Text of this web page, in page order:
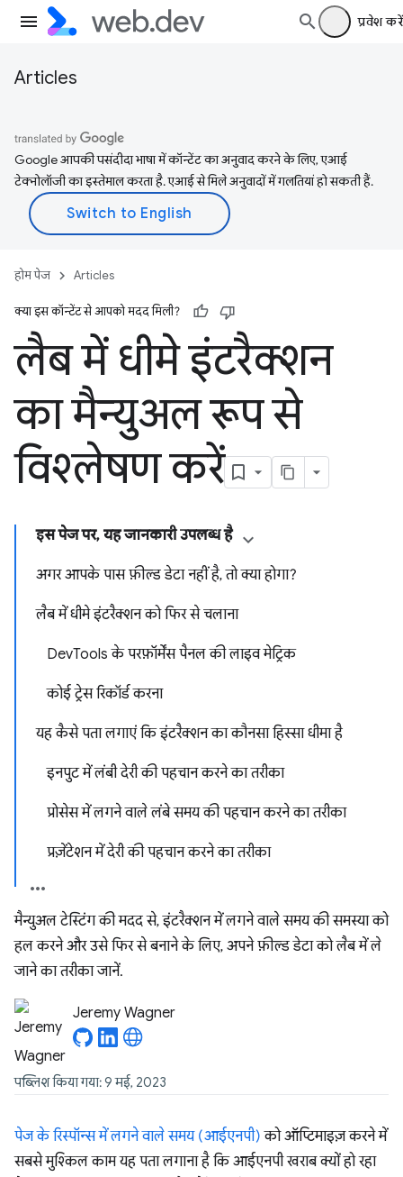
प्रवेश करें
Articles
Google आपकी पसंदीदा भाषा में कॉन्टेंट का अनुवाद करने के लिए, एआई
टेक्नोलॉजी का इस्तेमाल करता है. एआई से मिले अनुवादों में गलतियां हो सकती हैं.
होम पेज Articles
क्या इस कॉन्टेंट से आपको मदद मिली?
लैब में धीमे इंटरैक्शन
का मैन्युअल रूप से
विश्लेषण करें
इस पेज पर, यह जानकारी उपलब्ध है
अगर आपके पास फ़ील्ड डेटा नहीं है, तो क्या होगा?
लैब में धीमे इंटरैक्शन को फिर से चलाना
DevTools के परफ़ॉर्मेंस पैनल की लाइव मेट्रिक
कोई ट्रेस रिकॉर्ड करना
यह कैसे पता लगाएं कि इंटरैक्शन का कौनसा हिस्सा धीमा है
इनपुट में लंबी देरी की पहचान करने का तरीका
प्रोसेस में लगने वाले लंबे समय की पहचान करने का तरीका
प्रज़ेंटेशन में देरी की पहचान करने का तरीका
मैन्युअल टेस्टिंग की मदद से, इंटरैक्शन में लगने वाले समय की समस्या को
हल करने और उसे फिर से बनाने के लिए, अपने फ़ील्ड डेटा को लैब में ले
जाने का तरीका जानें.
Jeremy Wagner
पब्लिश किया गया: 9 मई, 2023
पेज के रिस्पॉन्स में लगने वाले समय (आईएनपी) को ऑप्टिमाइज़ करने में
सबसे मुश्किल काम यह पता लगाना है कि आईएनपी खराब क्यों हो रहा